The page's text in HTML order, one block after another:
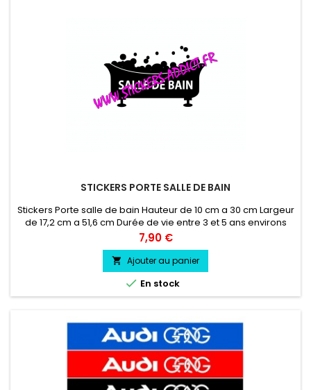
STICKERS PORTE SALLE DE BAIN
Stickers Porte salle de bain Hauteur de 10 cm a 30 cm Largeur
de 17,2 cm a 51,6 cm Durée de vie entre 3 et 5 ans environs
Pose facile livré directement sur papier transfert.
Prix
7,90 €
 Ajouter au panier
 En stock